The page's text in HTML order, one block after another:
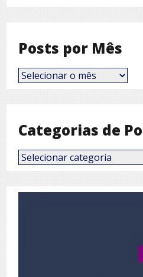
Posts por Mês
Posts
por
Categorias de
Categorias
de